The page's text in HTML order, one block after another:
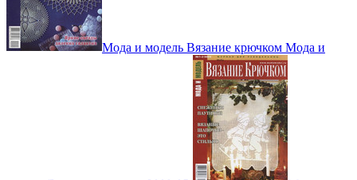
Мода и модель Вязание крючком Мода и